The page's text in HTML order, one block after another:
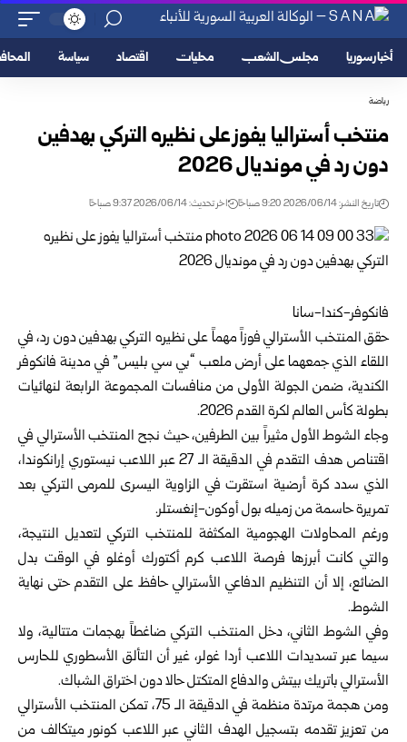
أخبار سوريا مجلس الشعب محليات اقتصاد سياسة
رياضة
منتخب أستراليا يفوز على نظيره التركي بهدفين
دون رد في ‏مونديال 2026‏
تاريخ النشر: 2026/06/14 9:20 صباحًا اخر تحديث: 2026/06/14 9:37 صباحًا
فانكوفر-كندا-سانا‏
حقق المنتخب الأسترالي فوزاً مهماً على نظيره التركي بهدفين دون ‏رد، في
اللقاء الذي جمعهما على أرض ملعب “بي سي بليس” في ‏مدينة فانكوفر
الكندية، ضمن الجولة الأولى من منافسات المجموعة ‏الرابعة لنهائيات
بطولة كأس العالم لكرة القدم 2026.‎
وجاء الشوط الأول مثيراً بين الطرفين، حيث نجح المنتخب ‏الأسترالي في
اقتناص هدف التقدم في الدقيقة الـ 27 عبر اللاعب ‏نيستوري إرانكوندا،
الذي سدد كرة أرضية استقرت في الزاوية ‏اليسرى للمرمى التركي بعد
تمريرة حاسمة من زميله بول أوكون-‏إنغستلر.‎
ورغم المحاولات الهجومية المكثفة للمنتخب التركي لتعديل ‏النتيجة،
والتي كانت أبرزها فرصة اللاعب كرم أكتورك أوغلو في ‏الوقت بدل
الضائع، إلا أن التنظيم الدفاعي الأسترالي حافظ على ‏التقدم حتى نهاية
الشوط‎.‎
وفي الشوط الثاني، دخل المنتخب التركي ضاغطاً بهجمات متتالية، ‏ولا
سيما عبر تسديدات اللاعب أردا غولر، غير أن التألق ‏الأسطوري للحارس
الأسترالي باتريك بيتش والدفاع المتكتل حالا ‏دون اختراق الشباك‎.‎
ومن هجمة مرتدة منظمة في الدقيقة الـ 75، تمكن المنتخب الأسترالي
‏من تعزيز تقدمه بتسجيل الهدف الثاني عبر اللاعب كونور ميتكالف ‏من